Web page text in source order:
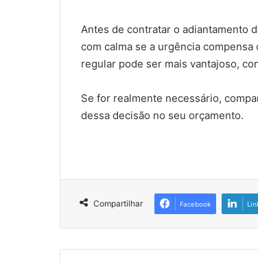
Antes de contratar o adiantamento
com calma se a urgência
regular pode ser mais vantajoso,
Se for realmente necessário,
dessa decisão no seu orçamento.
Compartilhar Facebook